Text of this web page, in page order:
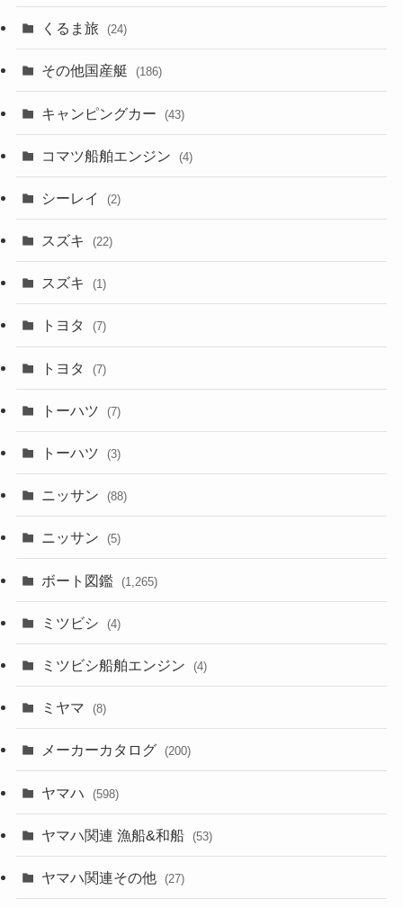
くるま旅 (24)
その他国産艇 (186)
キャンピングカー (43)
コマツ船舶エンジン (4)
シーレイ (2)
スズキ (22)
スズキ (1)
トヨタ (7)
トヨタ (7)
トーハツ (7)
トーハツ (3)
ニッサン (88)
ニッサン (5)
ボート図鑑 (1,265)
ミツビシ (4)
ミツビシ船舶エンジン (4)
ミヤマ (8)
メーカーカタログ (200)
ヤマハ (598)
ヤマハ関連 漁船&和船 (53)
ヤマハ関連その他 (27)